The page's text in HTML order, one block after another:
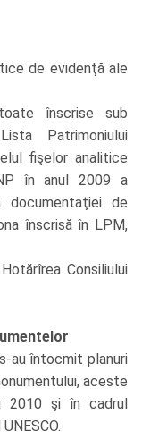
de evidenţă ale
înscrise sub
Patrimoniului
fişelor analitice
în anul 2009 a
documentaţiei de
înscrisă în LPM,
Consiliului
au întocmit planuri
aceste
2010 şi în cadrul